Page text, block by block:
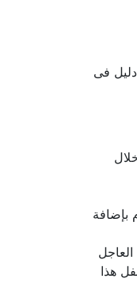
فى
بإضافة
هذا